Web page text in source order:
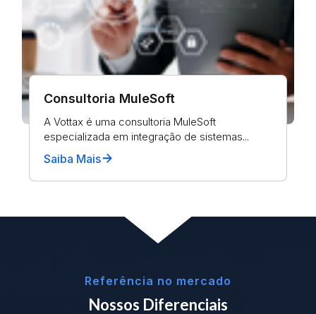
Consultoria MuleSoft
A Vottax é uma consultoria MuleSoft
especializada em integração de sistemas...
Saiba Maisarrow_forward
Referência no mercado
Nossos Diferenciais